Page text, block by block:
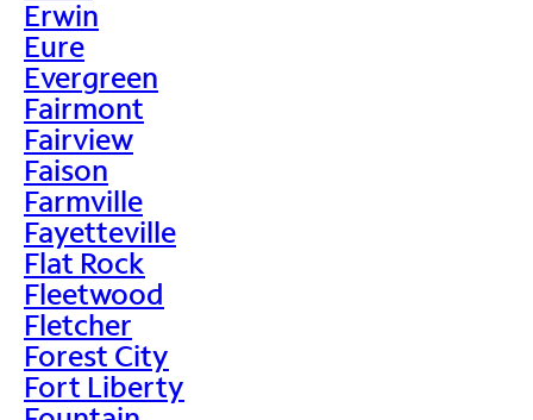
Erwin
Eure
Evergreen
Fairmont
Fairview
Faison
Farmville
Fayetteville
Flat Rock
Fleetwood
Fletcher
Forest City
Fort Liberty